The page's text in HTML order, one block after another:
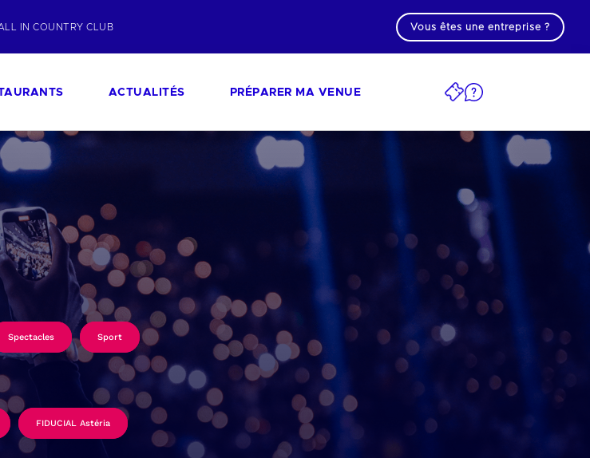
IN COUNTRY CLUB Vous êtes une entreprise ?
ACTUALITÉS PRÉPARER MA VENUE
Spectacles Sport
FIDUCIAL Astéria